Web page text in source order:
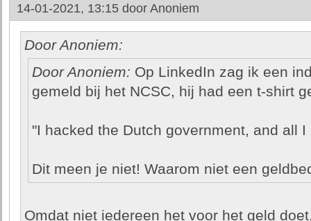
14-01-2021, 13:15 door Anoniem
Door Anoniem:
Door Anoniem: Op LinkedIn zag ik een
gemeld bij het NCSC, hij had een t-shirt
"I hacked the Dutch government, and all
Dit meen je niet! Waarom niet een
Omdat niet iedereen het voor het geld